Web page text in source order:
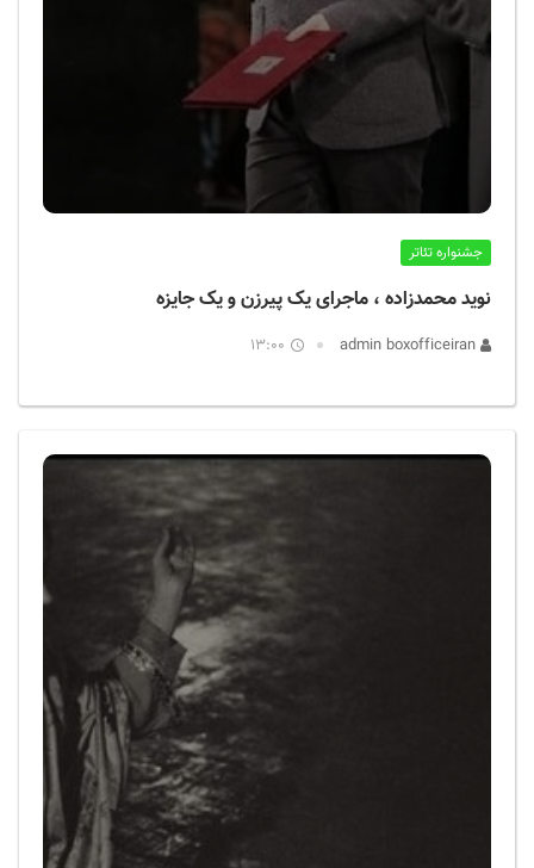
جشنواره تئاتر
نوید محمدزاده ، ماجرای یک پیرزن و یک جایزه
13:00